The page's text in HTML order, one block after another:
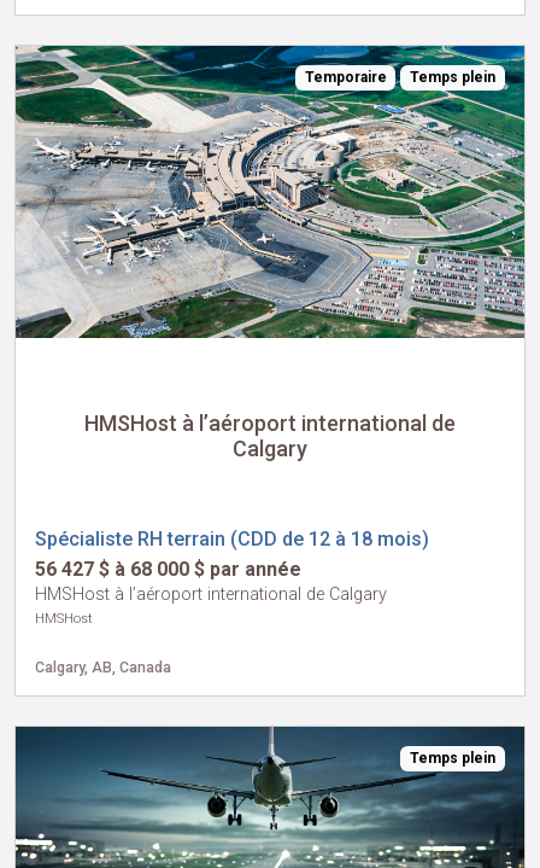
Temporaire Temps plein
HMSHost à l’aéroport international de
Calgary
Spécialiste RH terrain (CDD de 12 à 18 mois)
56 427 $ à 68 000 $ par année
HMSHost à l’aéroport international de Calgary
HMSHost
Calgary, AB, Canada
Temps plein